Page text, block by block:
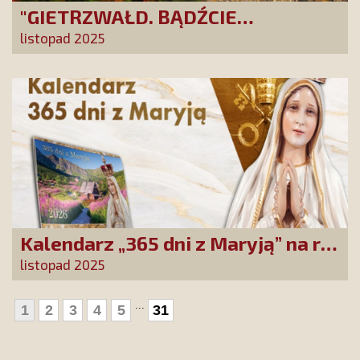
"GIETRZWAŁD. BĄDŹCIE
POLAKAMI". Wesprzyj produkcję
nowego filmu PCh24 TV
listopad 2025
Kalendarz „365 dni z Maryją” na rok
2026 już dostępny! Nowa edycja
zawiera wyjątkowy temat
przewodni
listopad 2025
1 2 3 4 5 ... 31